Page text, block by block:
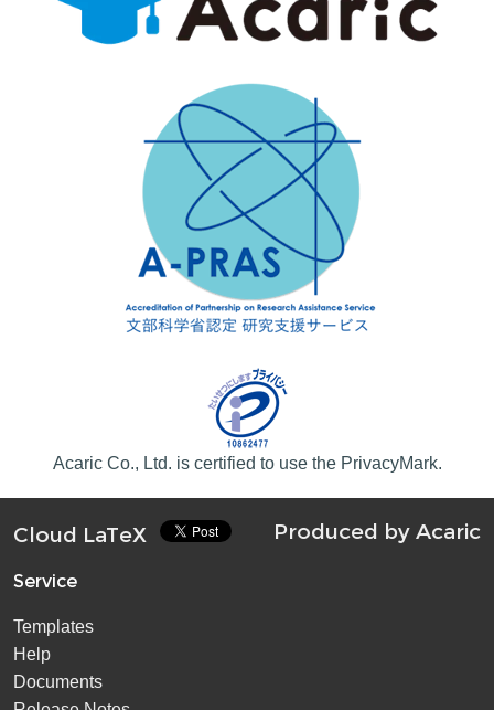
Acaric Co., Ltd. is certified to use the PrivacyMark.
Produced by Acaric
Cloud LaTeX
Service
Templates
Help
Documents